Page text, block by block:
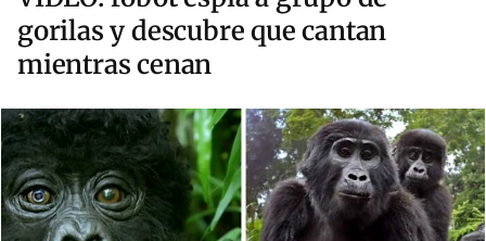
gorilas y descubre que cantan
mientras cenan